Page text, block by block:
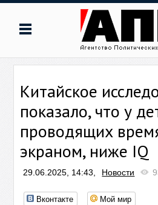
Китайское
показало, что у
проводящих
экраном, ниже IQ
29.06.2025, 14:43, Новости
Вконтакте Мой мир